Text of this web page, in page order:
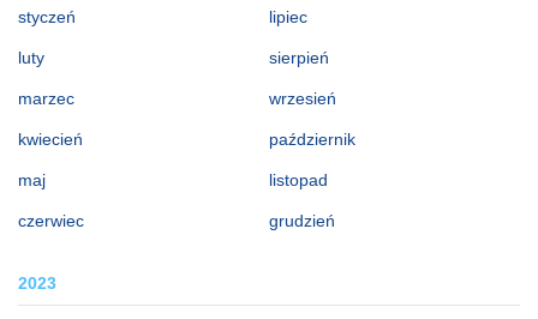
styczeń
luty
marzec
kwiecień
maj
czerwiec
lipiec
sierpień
wrzesień
październik
listopad
grudzień
2023